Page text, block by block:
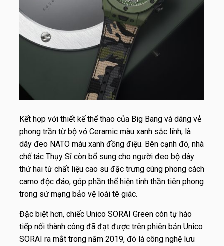
Kết hợp với thiết kế thể thao của Big Bang và dáng vẻ
phong trần từ bộ vỏ Ceramic màu xanh sắc lính, là
dây đeo NATO màu xanh đồng điệu. Bên cạnh đó, nhà
chế tác Thụy Sĩ còn bổ sung cho người đeo bộ dây
thứ hai từ chất liệu cao su đặc trưng cùng phong cách
camo độc đáo, góp phần thể hiện tinh thần tiên phong
trong sứ mạng bảo vệ loài tê giác.
Đặc biệt hơn, chiếc Unico SORAI Green còn tự hào
tiếp nối thành công đã đạt được trên phiên bản Unico
SORAI ra mắt trong năm 2019, đó là công nghệ lưu